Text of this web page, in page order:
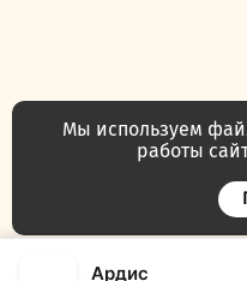
Политика
Договор —
Часто задаваемые
Ардис
Мы используем
работы